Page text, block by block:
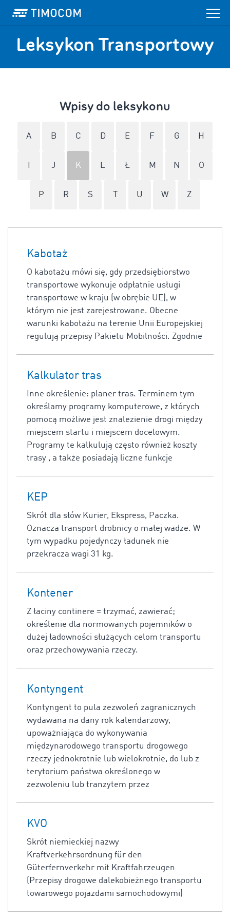
Leksykon Transportowy
Wpisy do leksykonu
A B C D E F G H
J K L Ł M N O
P R S U W Z
Kabotaż
O kabotażu mówi się, gdy przedsiębiorstwo
transportowe wykonuje odpłatnie usługi
transportowe w kraju (w obrębie UE), w
którym nie jest zarejestrowane. Obecne
warunki kabotażu na terenie Unii Europejskiej
regulują przepisy Pakietu Mobilności. Zgodnie
Kalkulator tras
Inne określenie: planer tras. Terminem tym
określamy programy komputerowe, z których
pomocą możliwe jest znalezienie drogi między
miejscem startu i miejscem docelowym.
Programy te kalkulują często również koszty
trasy , a także posiadają liczne funkcje
KEP
Skrót dla słów Kurier, Ekspress, Paczka.
Oznacza transport drobnicy o małej wadze. W
tym wypadku pojedynczy ładunek nie
przekracza wagi 31 kg.
Kontener
Z łaciny continere = trzymać, zawierać;
określenie dla normowanych pojemników o
dużej ładowności służących celom transportu
oraz przechowywania rzeczy.
Kontyngent
Kontyngent to pula zezwoleń zagranicznych
wydawana na dany rok kalendarzowy,
upoważniająca do wykonywania
międzynarodowego transportu drogowego
rzeczy jednokrotnie lub wielokrotnie, do lub z
terytorium państwa określonego w
zezwoleniu lub tranzytem przez
KVO
Skrót niemieckiej nazwy
Kraftverkehrsordnung für den
Güterfernverkehr mit Kraftfahrzeugen
(Przepisy drogowe dalekobieżnego transportu
towarowego pojazdami samochodowymi)